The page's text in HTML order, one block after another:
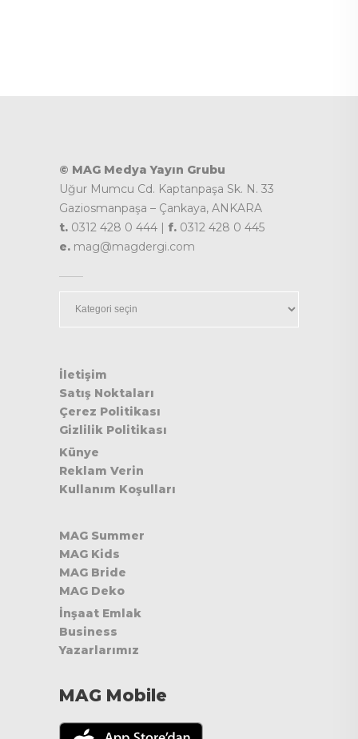
© MAG Medya Yayın Grubu
Uğur Mumcu Cd. Kaptanpaşa Sk. N. 33
Gaziosmanpaşa – Çankaya, ANKARA
t. 0312 428 0 444 | f. 0312 428 0 445
e. mag@magdergi.com
İletişim
Satış Noktaları
Çerez Politikası
Gizlilik Politikası
Künye
Reklam Verin
Kullanım Koşulları
MAG Summer
MAG Kids
MAG Bride
MAG Deko
İnşaat Emlak
Business
Yazarlarımız
MAG Mobile